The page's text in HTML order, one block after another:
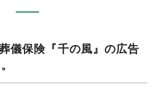
儀保険『千の風』の広告